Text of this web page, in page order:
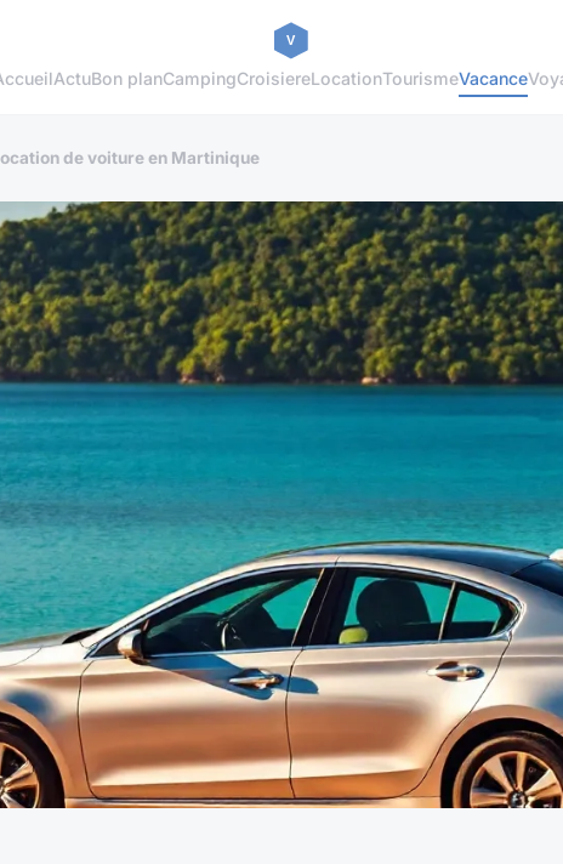
ActuBon planCampingCroisiereLocationTourismeVacance
de voiture en Martinique